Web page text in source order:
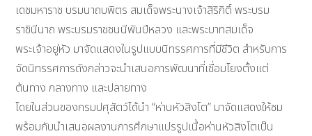
เดชมหาราช บรมนาถบพิตร สมเด็จพระนางเจ้าสิริกิติ์ พระบรม
ราชินีนาถ พระบรมราชชนนีพันปีหลวง และพระบาทสมเด็จ
พระเจ้าอยู่หัว มาจัดแสดงในรูปแบบนิทรรศการที่มีชีวิต สำหรับการ
จัดนิทรรศการดังกล่าวจะนำเสนอการพัฒนาที่เชื่อมโยงตั้งแต่
ต้นทาง กลางทาง และปลายทาง
โดยในส่วนของกรมปศุสัตว์ได้นำ “ห่านหัวสิงโต” มาจัดแสดงให้ชม
พร้อมกับนำเสนอผลงานการศึกษาแปรรูปเนื้อห่านหัวสิงโตเป็น